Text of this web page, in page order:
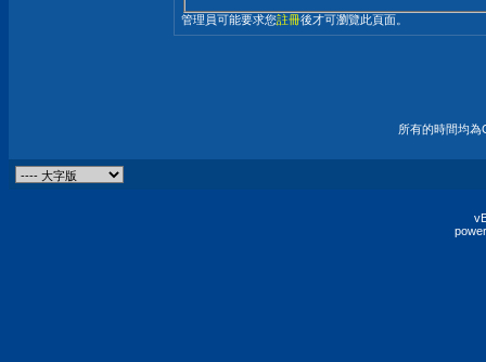
管理員可能要求您註冊後才可瀏覽此頁面。
所有的時間均為